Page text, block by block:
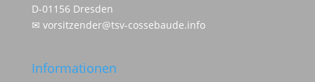
D-01156 Dresden
✉ vorsitzender@tsv-cossebaude.info
Informationen